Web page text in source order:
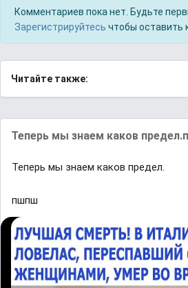
Комментариев пока нет. Будьте
Зарегистрируйтесь чтобы оставить
Читайте также:
Teпepь мы знaeм кaкoв
Teпepь мы знaeм кaкoв пpeдeл.
пшпш